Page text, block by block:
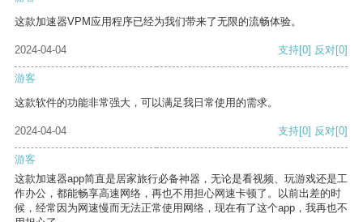
这款加速器VPM应用程序已经为我们带来了无限的流畅体验。
2024-04-04 支持[0] 反对[0]
游客
这款软件的功能非常强大，可以满足我日常使用的需求。
2024-04-04 支持[0] 反对[0]
游客
这款加速器app简直是居家旅行必备神器，无论是看视频、玩游戏还是工
作办公，都能畅享高速网络，再也不用担心网速卡顿了。以前出差的时
候，经常因为网速慢而无法正常使用网络，现在有了这个app，我再也不